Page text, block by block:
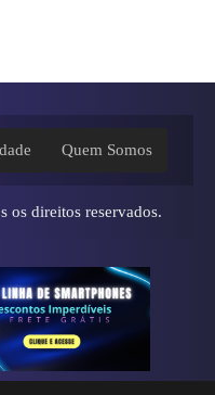
Quem Somos
os direitos reservados.